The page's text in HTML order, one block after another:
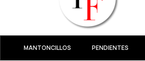
MANTONCILLOS PENDIENTES